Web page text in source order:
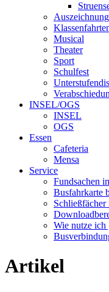
Musical
Theater
Sport
Schulfest
INSEL/OGS
INSEL
OGS
Essen
Cafeteria
Mensa
Service
Fundsachen
Busfahrkarte
Schließfächer
Wie nutze ich
Artikel